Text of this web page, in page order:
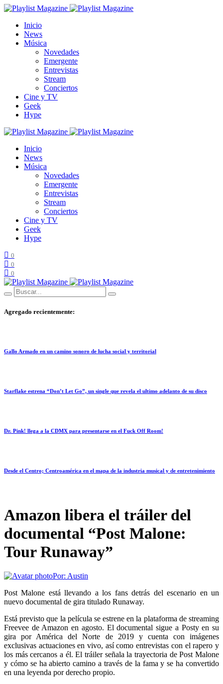
Inicio
News
Música
Novedades
Emergente
Entrevistas
Stream
Conciertos
Cine y TV
Geek
Hype
Inicio
News
Música
Novedades
Emergente
Entrevistas
Stream
Conciertos
Cine y TV
Geek
Hype
0
0
0
Agregado recientemente:
Gallo Armado en un camino sonoro de lucha social y territorial
Starflake estrena “Don’t Let Go”, un single que revela el ultimo adelanto de su disco
Dr. Pink! llega a la CDMX para presentarse en el Fuck Off Room!
Desde el Centro; Centroamérica en el mapa de la industria musical y de entretenimiento
Amazon libera el tráiler del
documental “Post Malone:
Tour Runaway”
Por: Austin
Post Malone está llevando a los fans detrás del escenario en un
nuevo documental de gira titulado Runaway.
Está previsto que la película se estrene en la plataforma de streaming
Freevee de Amazon en agosto. El documental sigue a Posty en su
gira por América del Norte de 2019 y cuenta con imágenes
exclusivas actuaciones en vivo, así como entrevistas con el rapero y
los más cercanos a él. El tráiler señala la trayectoria de Post Malone
y cómo se ha abierto camino a través de la fama y se ha convertido
en una leyenda por derecho propio.